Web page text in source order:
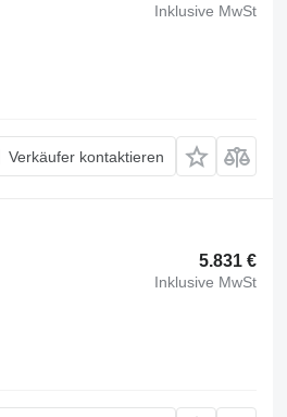
Inklusive MwSt
Verkäufer kontaktieren
5.831 €
Inklusive MwSt